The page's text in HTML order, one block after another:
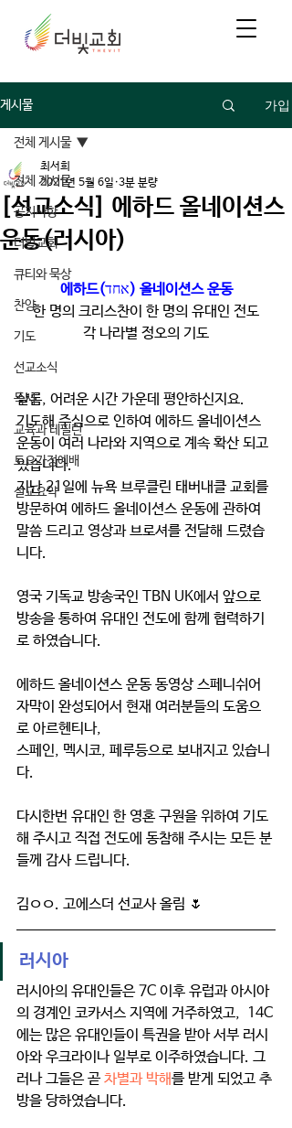
게시물 가입
전체 게시물
공지사항
더빛교회
큐티와 묵상
찬양
기도
선교소식
독서
교육과 테필린
토요가정예배
설교요약
전체 게시물
[선교소식] 에하드 올네이션스
운동(러시아)
최서희
2021년 5월 6일 3분 분량
에하드(אחד) 올네이션스 운동
한 명의 크리스찬이 한 명의 유대인 전도
각 나라별 정오의 기도
샬롬, 어려운 시간 가운데 평안하신지요.
기도해 주심으로 인하여 에하드 올네이션스
운동이 여러 나라와 지역으로 계속 확산 되고
있습니다.
지난 21일에 뉴욕 브루클린 태버내클 교회를
방문하여 에하드 올네이션스 운동에 관하여
말씀 드리고 영상과 브로셔를 전달해 드렸습
니다.
영국 기독교 방송국인 TBN UK에서 앞으로
방송을 통하여 유대인 전도에 함께 협력하기
로 하였습니다.
에하드 올네이션스 운동 동영상 스페니쉬어
자막이 완성되어서 현재 여러분들의 도움으
로 아르헨티나,
스페인, 멕시코, 페루등으로 보내지고 있습니
다.
다시한번 유대인 한 영혼 구원을 위하여 기도
해 주시고 직접 전도에 동참해 주시는 모든 분
들께 감사 드립니다.
김ㅇㅇ. 고에스더 선교사 올림 🌷
러시아
러시아의 유대인들은 7C 이후 유럽과 아시아
의 경계인 코카서스 지역에 거주하였고,  14C
에는 많은 유대인들이 특권을 받아 서부 러시
아와 우크라이나 일부로 이주하였습니다. 그
러나 그들은 곧 차별과 박해를 받게 되었고 추
방을 당하였습니다.